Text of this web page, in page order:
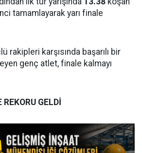
tamamlayarak yarı finale
rakipleri karşısında başarılı bir
genç atlet, finale kalmayı
GELDİ